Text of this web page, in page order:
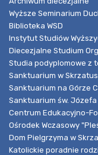
Wyższe Seminarium
Biblioteka WSD
Instytut Studiów
Diecezjalne Studium
Studia podyplomowe z
Sanktuarium w
Sanktuarium na Górze
Sanktuarium św. Józefa
Centrum Edukacyjno-
Ośrodek Wczasowy
Dom Pielgrzyma w
Katolickie poradnie